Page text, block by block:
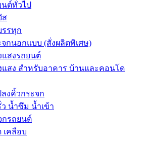
นต์ทั่วไป
ส
รรทุก
จกนอกแบบ (สั่งผลิตพิเศษ)
สงรถยนต์
สง สำหรับอาคาร บ้านและคอนโด
งคิ้วกระจก
น้ำซึม น้ำเข้า
กรถยนต์
เคลือบ